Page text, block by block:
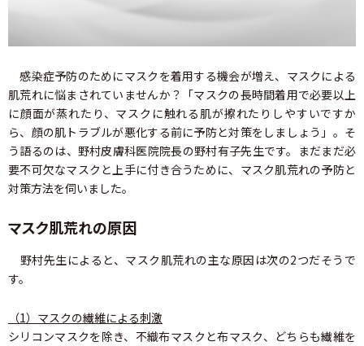
感染症予防のためにマスクを着用する機会が増え、マスクによる
肌荒れに悩まされていませんか？「マスクの長時間着用で必要以上
に顔面が蒸れたり、マスクに触れる肌が擦れたりしやすいですか
ら、顔の肌トラブルが悪化する前に予防と対策をしましょう」。そ
う語るのは、野村皮膚科医院院長の野村有子先生です。まだまだ必
要不可欠なマスクと上手に付き合うために、マスク肌荒れの予防と
対策方法を伺いました。
マスク肌荒れの原因
野村先生によると、マスク肌荒れの主な原因は次の2つだそうで
す。
（1）マスクの繊維による刺激
シリコンマスクを除き、不織布マスクと布マスク、どちらも繊維を